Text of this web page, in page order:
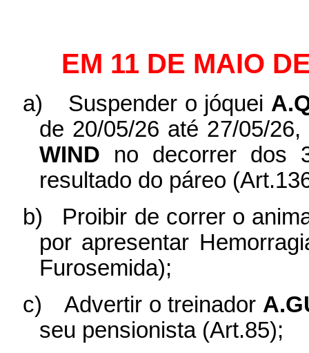
EM 11 DE MAIO
a) Suspender o jóquei
de 20/05/26 até 27/05/
WIND no decorrer dos
resultado do páreo
b)
Proibir de correr o
por apresentar
Furosemida);
c)
Advertir o treinador
seu pensionista (Art.85);